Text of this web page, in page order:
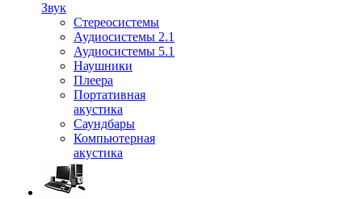
Звук
Стереосистемы
Аудиосистемы 2.1
Аудиосистемы 5.1
Наушники
Плеера
Портативная
акустика
Саундбары
Компьютерная
акустика